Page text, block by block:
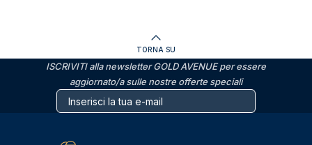
TORNA SU
ISCRIVITI alla newsletter GOLD AVENUE per essere
aggiornato/a sulle nostre offerte speciali